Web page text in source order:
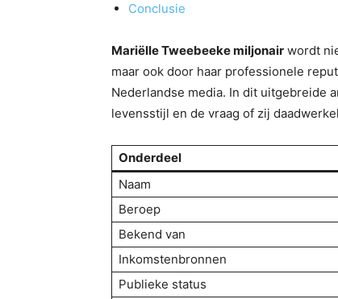
Conclusie
Mariëlle Tweebeeke miljonair wordt
maar ook door haar professionele
Nederlandse media. In dit uitgebreide
levensstijl en de vraag of zij
Onderdeel
Naam
Beroep
Bekend van
Inkomstenbronnen
Publieke status